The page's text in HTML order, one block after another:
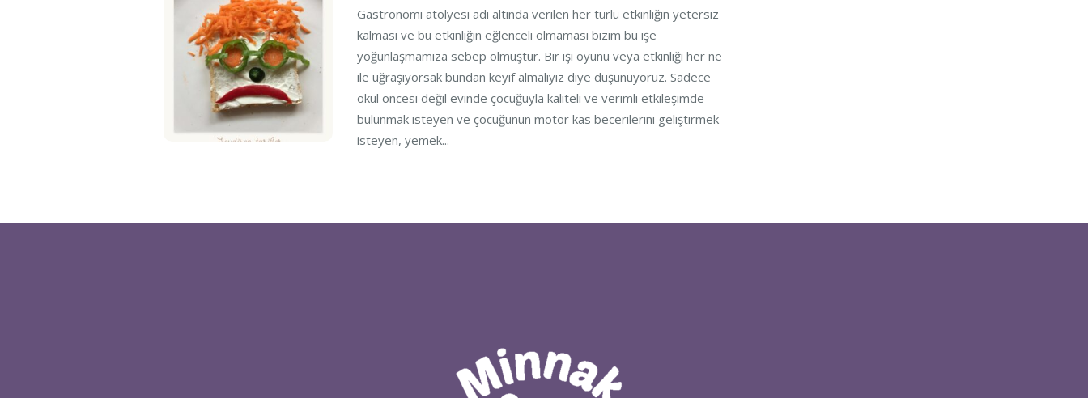
Gastronomi atölyesi adı altında verilen her türlü etkinliğin yetersiz
kalması ve bu etkinliğin eğlenceli olmaması bizim bu işe
yoğunlaşmamıza sebep olmuştur. Bir işi oyunu veya etkinliği her ne
ile uğraşıyorsak bundan keyif almalıyız diye düşünüyoruz. Sadece
okul öncesi değil evinde çocuğuyla kaliteli ve verimli etkileşimde
bulunmak isteyen ve çocuğunun motor kas becerilerini geliştirmek
isteyen, yemek...